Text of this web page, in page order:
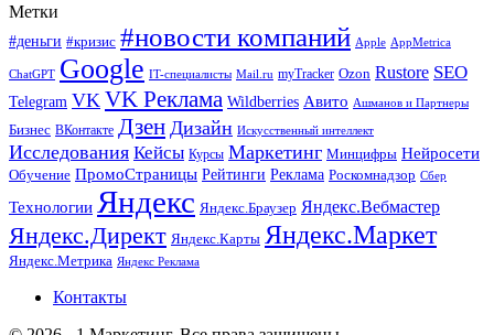
Метки
#деньги #кризис #новости компаний Apple AppMetrica
ChatGPT Google IT-специалисты Mail.ru myTracker Ozon Rustore SEO
Telegram VK VK Реклама Wildberries Авито Ашманов и Партнеры
Бизнес ВКонтакте Дзен Дизайн Искусственный интеллект
Исследования Кейсы Курсы Маркетинг Минцифры Нейросети
Обучение ПромоСтраницы Рейтинги Реклама Роскомнадзор Сбер
Технологии Яндекс Яндекс.Браузер Яндекс.Вебмастер
Яндекс.Директ Яндекс.Карты Яндекс.Маркет
Яндекс.Метрика Яндекс Реклама
Контакты